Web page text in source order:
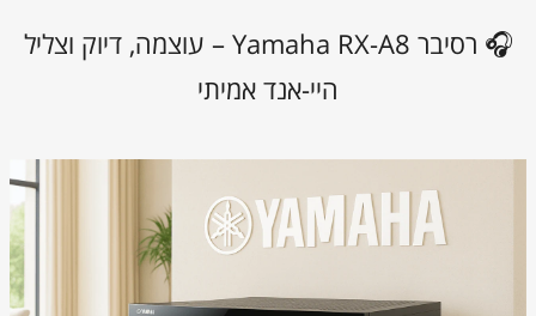
🎧 רסיבר Yamaha RX-A8 – עוצמה, דיוק וצליל
היי-אנד אמיתי